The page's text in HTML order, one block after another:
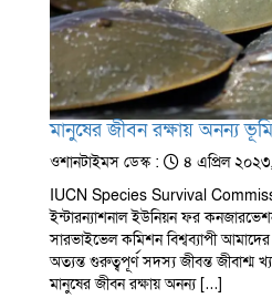
মানুষের জীবন রক্ষায় অনন্য
ওশানটাইমস ডেস্ক :
৪ এপ্রিল
IUCN Species Survival
ইন্টারন্যাশনাল ইউনিয়ন ফর
সারভাইভেল কমিশন বিশ্বব্যাপী
অত্যন্ত গুরুত্বপূর্ণ সদস্য জীবন্ত জীবাশ্ম
মানুষের জীবন রক্ষায় অনন্য […]